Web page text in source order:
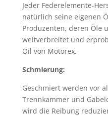
Jeder Federelemente-
natürlich seine eigenen
Produzenten, deren Öle
weitverbreitet und
Oil von Motorex.
Schmierung:
Geschmiert werden vor
Trennkammer und
wird die Reibung